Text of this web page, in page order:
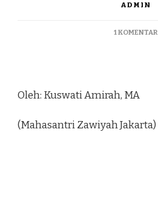
ADMIN
1 KOMENTAR
Oleh: Kuswati Amirah, MA
(Mahasantri Zawiyah Jakarta)